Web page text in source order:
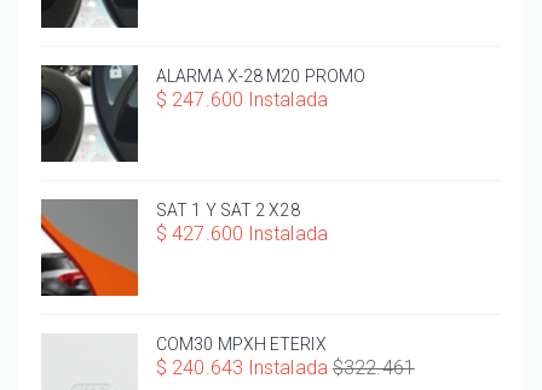
ALARMA X-28 M20 PROMO
$ 247.600 Instalada
SAT 1 Y SAT 2 X28
$ 427.600 Instalada
COM30 MPXH ETERIX
$ 240.643 Instalada $322.461